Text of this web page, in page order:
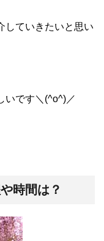
していきたいと思い
いです＼(^o^)／
時間は？